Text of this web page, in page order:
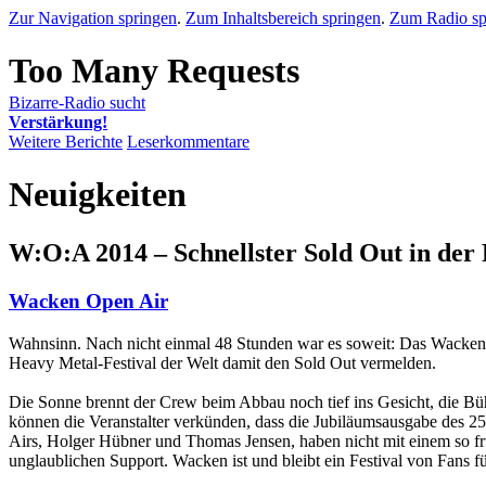
Zur Navigation springen. Zum Inhaltsbereich springen. Zum Radio
Bizarre-Radio sucht
Verstärkung!
Weitere Berichte Leserkommentare
Neuigkeiten
W:O:A 2014 – Schnellster Sold Out in der
Wacken Open Air
Wahnsinn. Nach nicht einmal 48 Stunden war es soweit: Das
Heavy Metal-Festival der Welt damit den Sold Out vermelden.
Die Sonne brennt der Crew beim Abbau noch tief ins Gesicht, die
können die Veranstalter verkünden, dass die Jubiläumsausgabe
Airs, Holger Hübner und Thomas Jensen, haben nicht mit einem so
unglaublichen Support. Wacken ist und bleibt ein Festival von Fans